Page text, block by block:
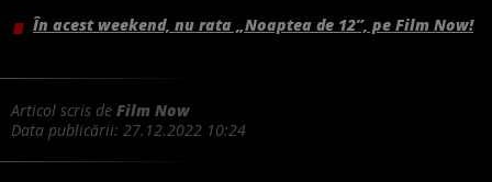
În acest weekend, nu rata „Noaptea de 12”, pe Film Now!
Articol scris de Film Now
Data publicării: 27.12.2022 10:24